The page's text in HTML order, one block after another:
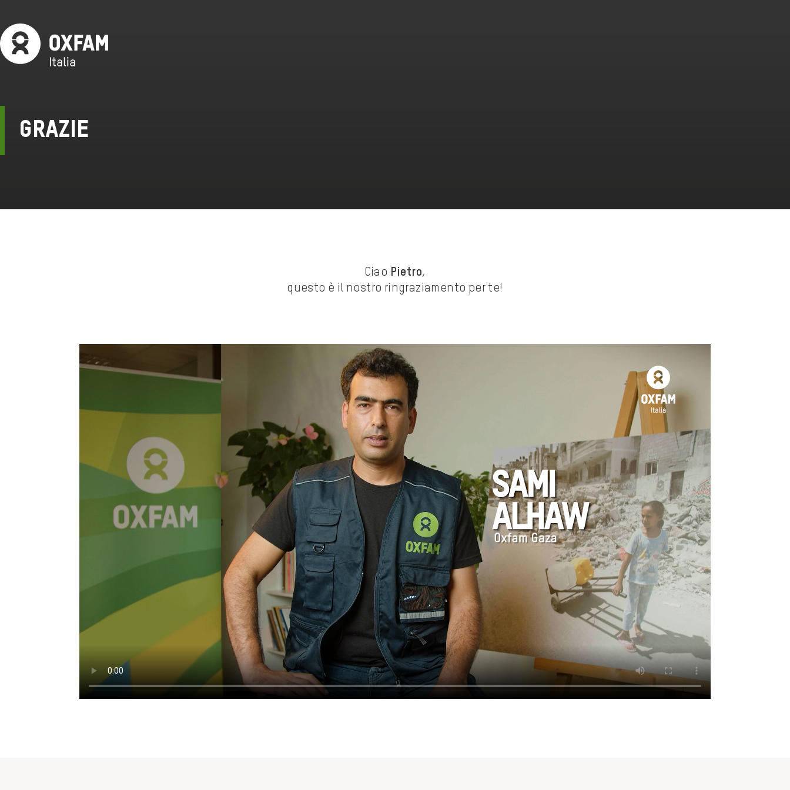
Grazie
Ciao Pietro,
questo è il nostro ringraziamento per te!